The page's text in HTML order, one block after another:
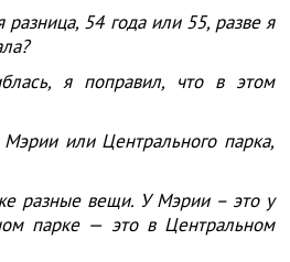
разница, 54 года или 55, разве я
я поправил, что в этом
или Центрального парка,
разные вещи. У Мэрии – это у
парке — это в Центральном